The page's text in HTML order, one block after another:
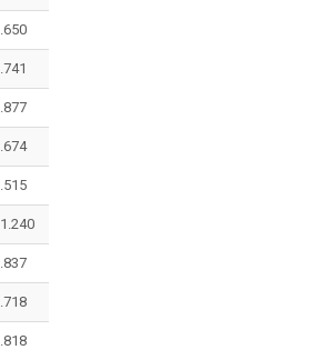
.650
.741
.877
.674
.515
1.240
.837
.718
.818